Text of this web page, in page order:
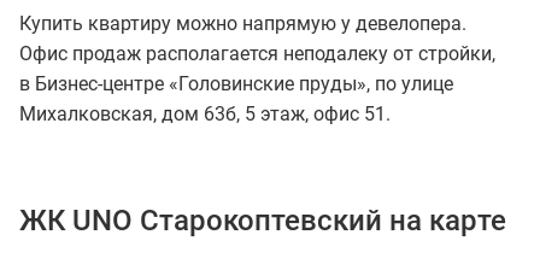
Купить квартиру можно напрямую у девелопера.
Офис продаж располагается неподалеку от стройки,
в Бизнес-центре «Головинские пруды», по улице
Михалковская, дом 63б, 5 этаж, офис 51.
ЖК UNO Старокоптевский на карте